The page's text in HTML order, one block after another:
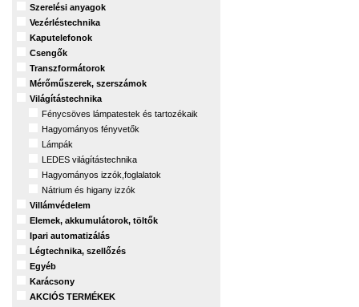
Szerelési anyagok
Vezérléstechnika
Kaputelefonok
Csengők
Transzformátorok
Mérőműszerek, szerszámok
Világítástechnika
Fénycsöves lámpatestek és tartozékaik
Hagyományos fényvetők
Lámpák
LEDES világítástechnika
Hagyományos izzók,foglalatok
Nátrium és higany izzók
Villámvédelem
Elemek, akkumulátorok, töltők
Ipari automatizálás
Légtechnika, szellőzés
Egyéb
Karácsony
AKCIÓS TERMÉKEK